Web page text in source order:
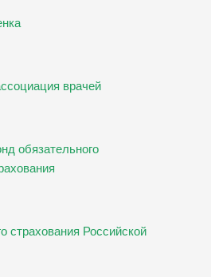
врачей
обязательного
страхования Российской